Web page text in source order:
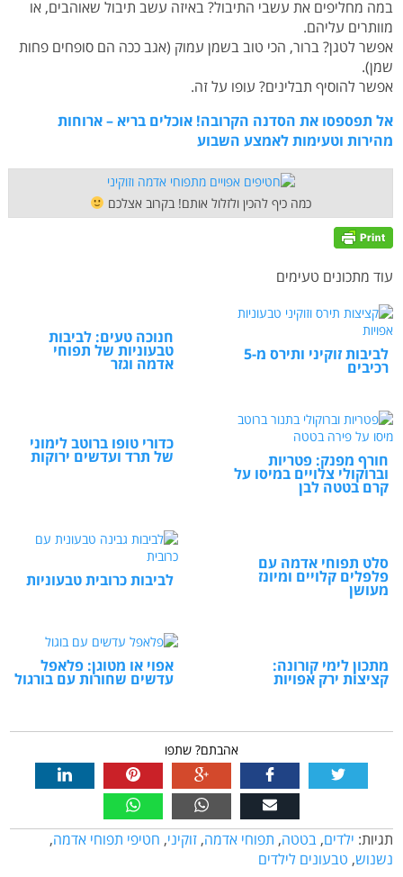
במה מחליפים את עשבי התיבול? באיזה עשב תיבול שאוהבים, או
מוותרים עליהם.
אפשר לטגן? ברור, הכי טוב בשמן עמוק (אגב ככה הם סופחים פחות
שמן).
אפשר להוסיף תבלינים? עופו על זה.
אל תפספסו את הסדנה הקרובה! אוכלים בריא – ארוחות
מהירות וטעימות לאמצע השבוע
כמה כיף להכין ולזלול אותם! בקרוב אצלכם
עוד מתכונים טעימים
לביבות זוקיני ותירס מ-5
רכיבים
חנוכה טעים: לביבות
טבעוניות של תפוחי
אדמה וגזר
חורף מפנק: פטריות
וברוקולי צלויים במיסו על
קרם בטטה לבן
כדורי טופו ברוטב לימוני
של תרד ועדשים ירוקות
סלט תפוחי אדמה עם
פלפלים קלויים ומיונז
מעושן לביבות כרובית טבעוניות
מתכון לימי קורונה:
קציצות ירק אפויות
אפוי או מטוגן: פלאפל
עדשים שחורות עם בורגול
אהבתם? שתפו
תגיות: ילדים, בטטה, תפוחי אדמה, זוקיני, חטיפי תפוחי אדמה,
נשנוש, טבעונים לילדים